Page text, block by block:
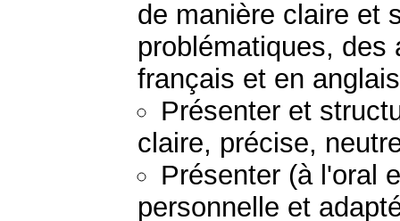
de manière claire et
problématiques,
français et en
Présenter et
claire, précise,
Présenter (à l'oral
personnelle et